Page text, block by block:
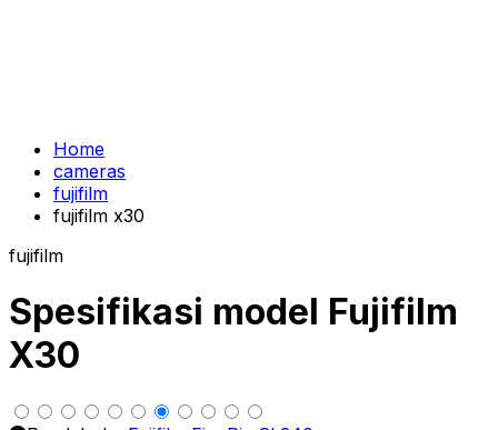
Home
cameras
fujifilm
fujifilm x30
fujifilm
Spesifikasi model Fujifilm
X30